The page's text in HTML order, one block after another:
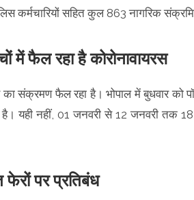
कर्मचारियों सहित कुल 863 नागरिक
फैल रहा है कोरोनावायरस
का संक्रमण फैल रहा है। भोपाल में बुधवार को
यही नहीं, 01 जनवरी से 12 जनवरी तक
फेरों पर प्रतिबंध